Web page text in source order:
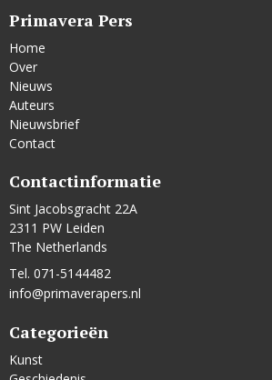
Primavera Pers
Home
Over
Nieuws
Auteurs
Nieuwsbrief
Contact
Contactinformatie
Sint Jacobsgracht 22A
2311 PW Leiden
The Netherlands
Tel. 071-5144482
info@primaverapers.nl
Categorieën
Kunst